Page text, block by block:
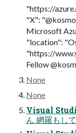
"https://
"X":
Microsoft
"location":
"https://
Fellow
None
None
Visual
ん 網羅もし